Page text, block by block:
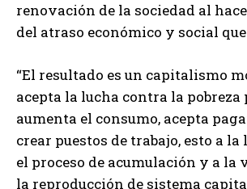
renovación de la sociedad al
del atraso económico y social
“El resultado es un capitalismo
acepta la lucha contra la pobreza
aumenta el consumo, acepta
crear puestos de trabajo, esto a la
el proceso de acumulación y a la
la reproducción de sistema